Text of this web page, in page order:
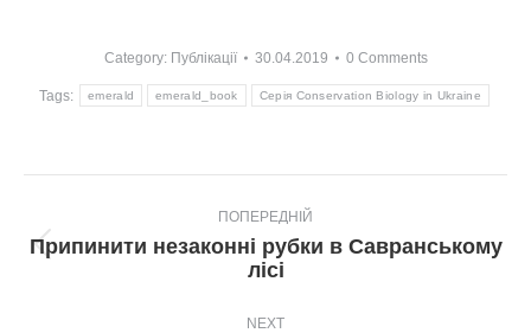
Category: Публікації 30.04.2019 0 Comments
Tags: emerald emerald_book Серія Conservation Biology in Ukraine
navigation
ПОПЕРЕДНІЙ
Попередній
пост:
Припинити незаконні рубки в Савранському
лісі
NEXT